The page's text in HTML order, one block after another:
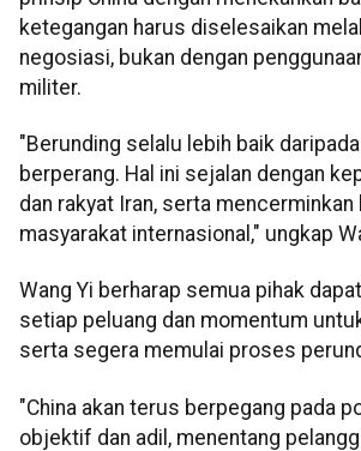
ketegangan harus diselesaikan
negosiasi, bukan dengan
militer.
"Berunding selalu lebih baik
berperang. Hal ini sejalan dengan
dan rakyat Iran, serta mencerminkan
masyarakat internasional," ungkap
Wang Yi berharap semua pihak
setiap peluang dan momentum
serta segera memulai proses
"China akan terus berpegang pada
objektif dan adil, menentang